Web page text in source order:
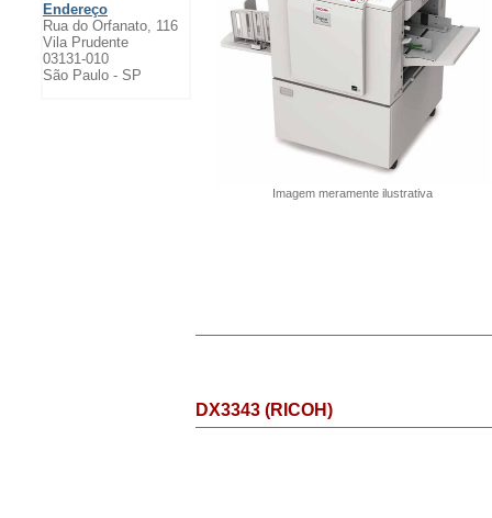
Endereço
Rua do Orfanato, 116
Vila Prudente
03131-010
São Paulo - SP
Imagem meramente ilustrativa
DX3343 (RICOH)